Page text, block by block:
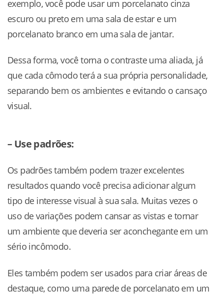
exemplo, você pode usar um porcelanato cinza
escuro ou preto em uma sala de estar e um
porcelanato branco em uma sala de jantar.
Dessa forma, você torna o contraste uma aliada, já
que cada cômodo terá a sua própria personalidade,
separando bem os ambientes e evitando o cansaço
visual.
– Use padrões:
Os padrões também podem trazer excelentes
resultados quando você precisa adicionar algum
tipo de interesse visual à sua sala. Muitas vezes o
uso de variações podem cansar as vistas e tornar
um ambiente que deveria ser aconchegante em um
sério incômodo.
Eles também podem ser usados para criar áreas de
destaque, como uma parede de porcelanato em um